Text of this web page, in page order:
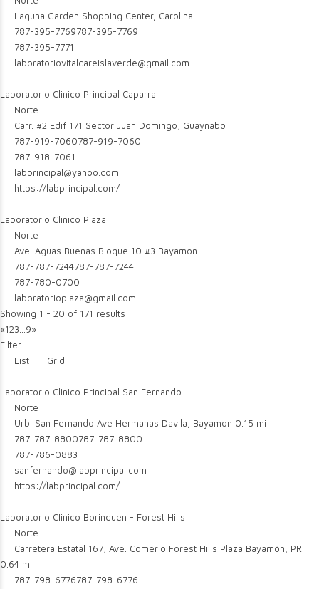
Laguna Garden Shopping Center, Carolina
787-395-7769787-395-7769
787-395-7771
laboratoriovitalcareislaverde@gmail.com
Laboratorio Clinico Principal Caparra
Norte
Carr. #2 Edif 171 Sector Juan Domingo, Guaynabo
787-919-7060787-919-7060
787-918-7061
labprincipal@yahoo.com
https://labprincipal.com/
Laboratorio Clinico Plaza
Norte
Ave. Aguas Buenas Bloque 10 #3 Bayamon
787-787-7244787-787-7244
787-780-0700
laboratorioplaza@gmail.com
Showing 1 - 20 of 171 results
«123 9»
Filter
List
Grid
Laboratorio Clinico Principal San Fernando
Norte
Urb. San Fernando Ave Hermanas Davila, Bayamon 0.15 mi
787-787-8800787-787-8800
787-786-0883
sanfernando@labprincipal.com
https://labprincipal.com/
Laboratorio Clinico Borinquen - Forest Hills
Norte
Carretera Estatal 167, Ave. Comerío Forest Hills Plaza Bayamón, PR
0.64 mi
787-798-6776787-798-6776